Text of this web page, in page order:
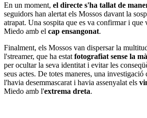
En un moment, el directe s'ha tallat de
seguidors han alertat els Mossos davant la
atrapat. Una sospita que es va confirmar i que
Miedo amb el cap ensangonat.
Finalment, els Mossos van dispersar la
l'streamer, que ha estat fotografiat sense la
per ocultar la seva identitat i evitar les
seus actes. De totes maneres, una investigació
l'havia desemmascarat i havia assenyalat els
Miedo amb l'extrema dreta.